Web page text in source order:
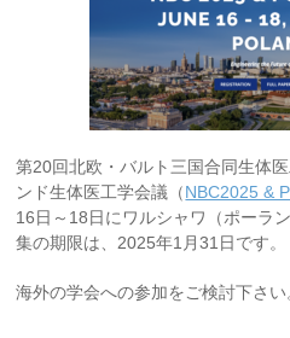
第20回北欧・バルト三国合同生体
ンド生体医工学会議（NBC2025 &
16日～18日にワルシャワ（ポーラ
集の期限は、2025年1月31日です。
海外の学会への参加をご検討下さい